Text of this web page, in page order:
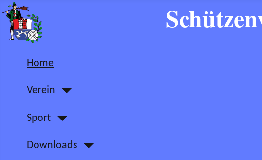
Home
Verein
Sport
Downloads